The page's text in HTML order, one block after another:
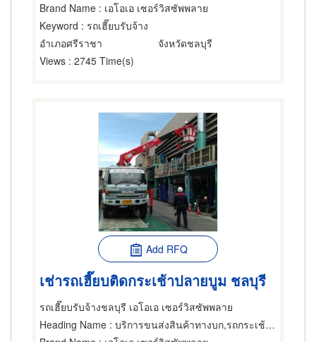
Brand Name : เอโอเอ เซอร์วิสซัพพลาย
Keyword : รถเฮี๊ยบรับจ้าง
อำเภอศรีราชา
จังหวัดชลบุรี
Views : 2745 Time(s)
Add RFQ
เช่ารถเฮี๊ยบติดกระเช้าปลายบูม ชลบุรี
รถเฮี๊ยบรับจ้างชลบุรี เอโอเอ เซอร์วิสซัพพลาย
Heading Name : บริการขนส่งสินค้าทางบก,รถกระเช้า,บริการติดตั้งและโยกย้ายเครื่องจักรกล